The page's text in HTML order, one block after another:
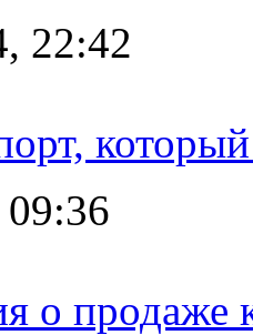
22:42
о продаже